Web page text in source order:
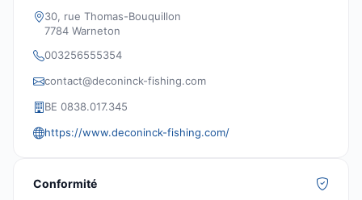
30, rue Thomas-Bouquillon
7784 Warneton
003256555354
contact@deconinck-fishing.com
BE 0838.017.345
https://www.deconinck-fishing.com/
Conformité